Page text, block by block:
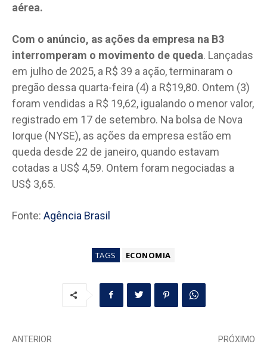
aérea.
Com o anúncio, as ações da empresa na B3
interromperam o movimento de queda. Lançadas
em julho de 2025, a R$ 39 a ação, terminaram o
pregão dessa quarta-feira (4) a R$19,80. Ontem (3)
foram vendidas a R$ 19,62, igualando o menor valor,
registrado em 17 de setembro. Na bolsa de Nova
Iorque (NYSE), as ações da empresa estão em
queda desde 22 de janeiro, quando estavam
cotadas a US$ 4,59. Ontem foram negociadas a
US$ 3,65.
Fonte: Agência Brasil
TAGS ECONOMIA
ANTERIOR PRÓXIMO